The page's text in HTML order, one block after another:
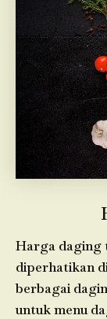
Harga daging
diperhatikan
berbagai
untuk menu